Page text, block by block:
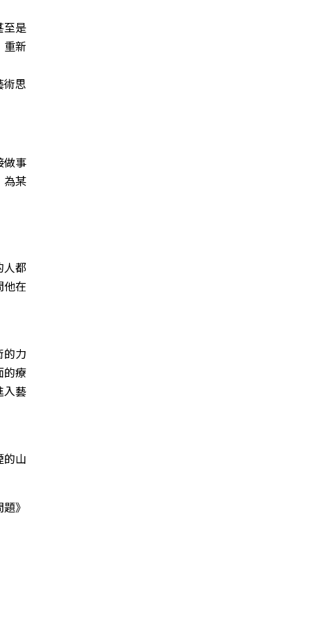
至是
重新
術思
做事
為某
人都
他在
的力
的療
入藝
山
》